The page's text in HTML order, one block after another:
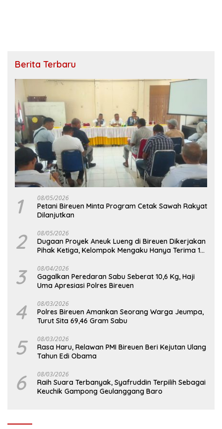
Berita Terbaru
1 08/05/2026
Petani Bireuen Minta Program Cetak Sawah Rakyat
Dilanjutkan
2 08/05/2026
Dugaan Proyek Aneuk Lueng di Bireuen Dikerjakan
Pihak Ketiga, Kelompok Mengaku Hanya Terima 10
3 08/04/2026
Gagalkan Peredaran Sabu Seberat 10,6 Kg, Haji
Uma Apresiasi Polres Bireuen
4 08/03/2026
Polres Bireuen Amankan Seorang Warga Jeumpa,
Turut Sita 69,46 Gram Sabu
5 08/03/2026
Rasa Haru, Relawan PMI Bireuen Beri Kejutan Ulang
Tahun Edi Obama
6 08/03/2026
Raih Suara Terbanyak, Syafruddin Terpilih Sebagai
Keuchik Gampong Geulanggang Baro